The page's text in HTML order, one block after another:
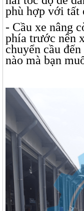
phù hợp với tất
- Cầu xe nâng
phía trước nên
chuyển cầu
nào mà bạn